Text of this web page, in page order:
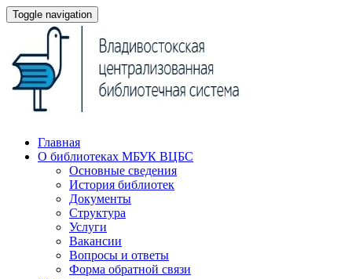
Toggle navigation
Главная
О библиотеках МБУК ВЦБС
Основные сведения
История библиотек
Документы
Структура
Услуги
Вакансии
Вопросы и ответы
Форма обратной связи